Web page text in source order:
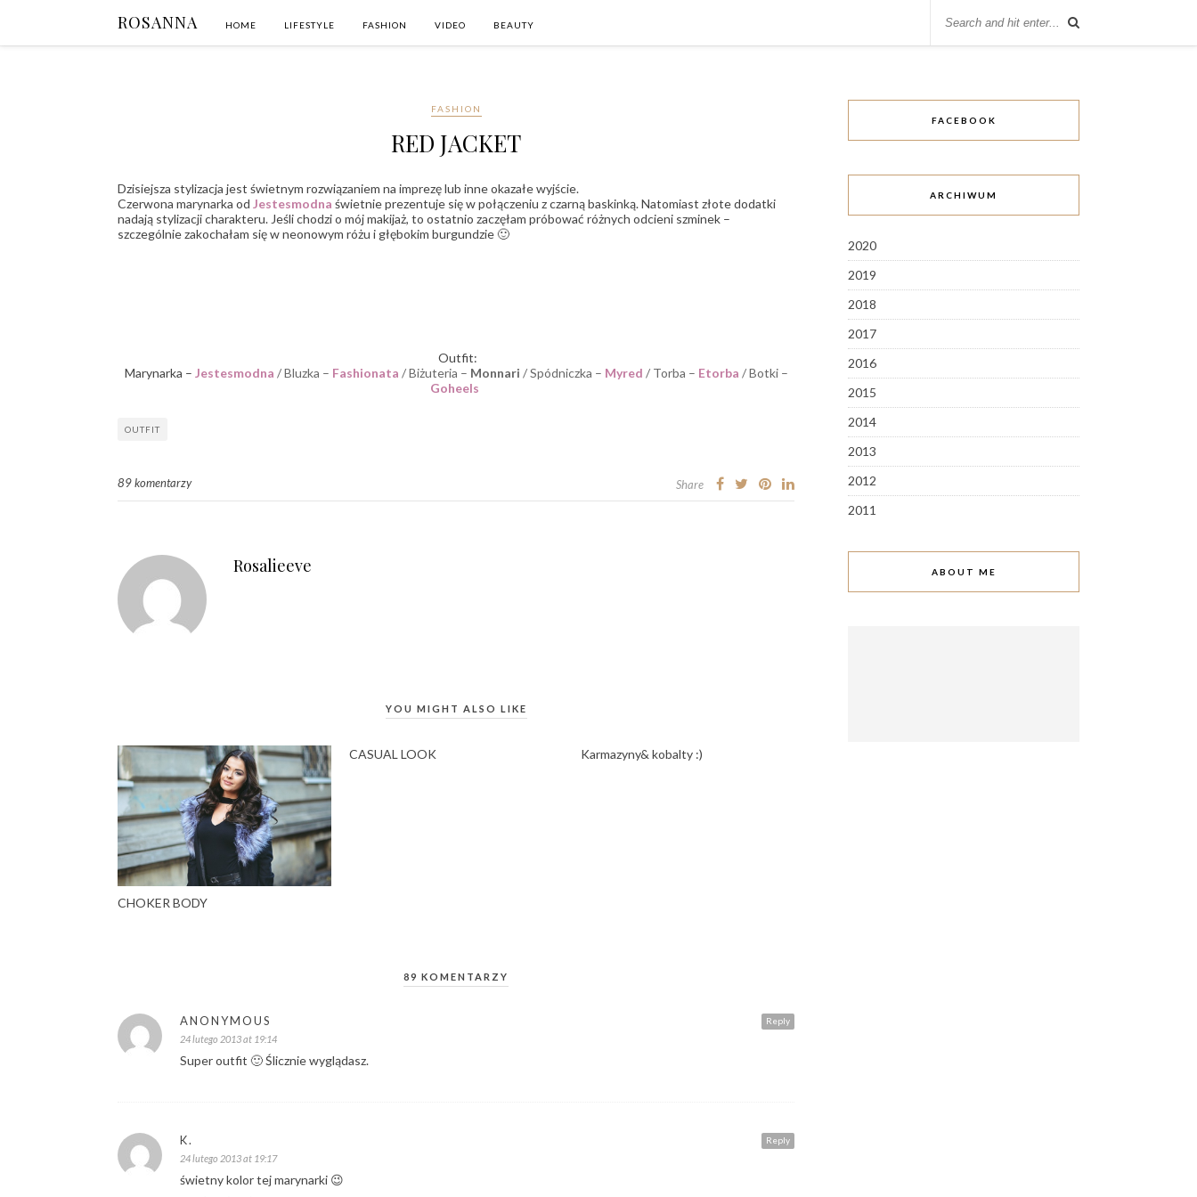
ROSANNA HOME LIFESTYLE FASHION VIDEO BEAUTY
FASHION
RED JACKET
Dzisiejsza stylizacja jest świetnym rozwiązaniem na imprezę lub inne okazałe wyjście.
Czerwona marynarka od Jestesmodna świetnie prezentuje się w połączeniu z czarną baskinką. Natomiast złote dodatki
nadają stylizacji charakteru. Jeśli chodzi o mój makijaż, to ostatnio zaczęłam próbować różnych odcieni szminek –
szczególnie zakochałam się w neonowym różu i głębokim burgundzie 🙂
Outfit:
Marynarka – Jestesmodna / Bluzka – Fashionata / Biżuteria – Monnari / Spódniczka – Myred / Torba – Etorba / Botki –
Goheels
OUTFIT
89 komentarzy Share
Rosalieeve
YOU MIGHT ALSO LIKE
CHOKER BODY
CASUAL LOOK Karmazyny& kobalty :)
89 KOMENTARZY
Reply
ANONYMOUS
24 lutego 2013 at 19:14
Super outfit 🙂 Ślicznie wyglądasz.
Reply
K.
24 lutego 2013 at 19:17
świetny kolor tej marynarki 😉
FACEBOOK
ARCHIWUM
2020
2019
2018
2017
2016
2015
2014
2013
2012
2011
ABOUT ME